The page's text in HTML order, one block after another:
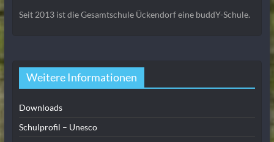
Seit 2013 ist die Gesamtschule Ückendorf eine buddY-Schule.
Weitere Informationen
Downloads
Schulprofil – Unesco